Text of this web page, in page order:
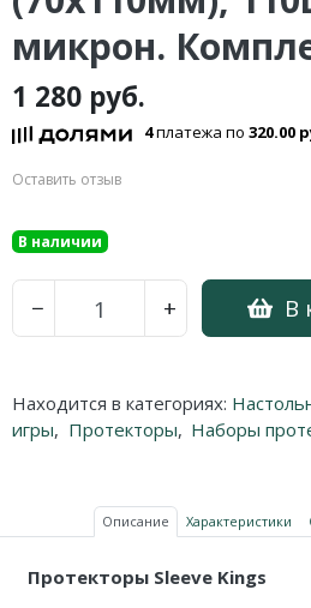
микрон.
1 280 руб.
4платежа по 320.00
Оставить отзыв
В наличии
− + В
Находится в категориях:
игры, Протекторы, Наборы
Описание Характеристики
Протекторы Sleeve Kings